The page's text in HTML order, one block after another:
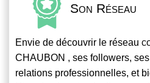
Son Réseau
Envie de découvrir le réseau
CHAUBON , ses followers,
relations professionnelles, et